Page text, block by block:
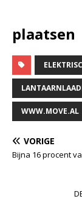
plaatsen
WWW.MOVE.AL
VORIGE
Bijna 16 procent